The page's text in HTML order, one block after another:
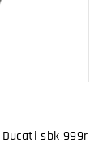
sbk 999r